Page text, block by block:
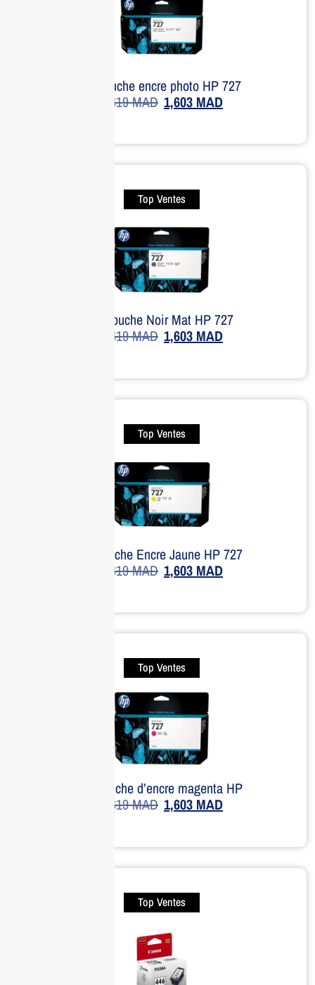
Cartouche encre photo HP 727
1,619MAD 1,603 MAD
Top Ventes
Cartouche Noir Mat HP 727
1,619MAD 1,603 MAD
Top Ventes
Cartouche Encre Jaune HP 727
1,619MAD 1,603 MAD
Top Ventes
Cartouche d’encre magenta HP
1,619MAD 1,603 MAD
Top Ventes